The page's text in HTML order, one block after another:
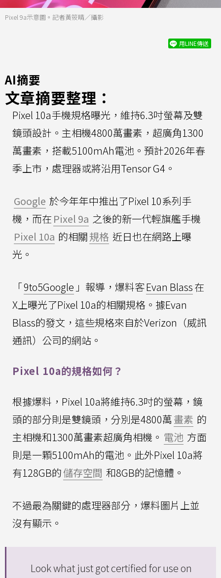
Pixel 9a示意圖。記者黃筱晴／攝影
用LINE傳送
AI摘要
文章摘要整理：
Pixel 10a手機規格曝光，維持6.3吋螢幕及雙
鏡頭設計。主相機4800萬畫素，超廣角1300
萬畫素，搭載5100mAh電池。預計2026年春
季上市，處理器或將沿用Tensor G4。
Google 於今年年中推出了Pixel 10系列手
機，而在 Pixel 9a 之後的新一代輕旗艦手機
Pixel 10a 的相關規格 近日也在網路上曝
光。
「9to5Google 」報導，爆料客Evan Blass在
X上曝光了Pixel 10a的相關規格。據Evan
Blass的發文，這些規格來自於Verizon（威訊
通訊）公司的網站。
Pixel 10a的規格如何？
根據爆料，Pixel 10a將維持6.3吋的螢幕，鏡
頭的部分則是雙鏡頭，分別是4800萬畫素 的
主相機和1300萬畫素超廣角相機。 電池 方面
則是一顆5100mAh的電池。此外Pixel 10a將
有128GB的儲存空間 和8GB的記憶體。
不過最為關鍵的處理器部分，爆料圖片上並
沒有顯示。
Look what just got certified for use on